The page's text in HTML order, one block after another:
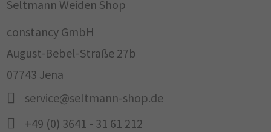
Seltmann Weiden Shop
constancy GmbH
August-Bebel-Straße 27b
07743 Jena
service@seltmann-shop.de
+49 (0) 3641 - 31 61 212